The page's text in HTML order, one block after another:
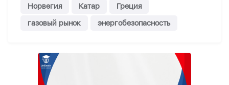
Норвегия
Катар
Греция
газовый рынок
энергобезопасность